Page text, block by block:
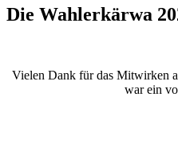
Die Wahlerkärwa
Vielen Dank für das Mitwirken
war ein